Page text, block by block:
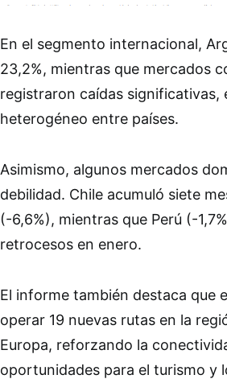
En el segmento internacional,
23,2%, mientras que mercados
registraron caídas significativas,
heterogéneo entre países.
Asimismo, algunos mercados
debilidad. Chile acumuló siete
(-6,6%), mientras que Perú (-
retrocesos en enero.
El informe también destaca que
operar 19 nuevas rutas en la
Europa, reforzando la
oportunidades para el turismo y